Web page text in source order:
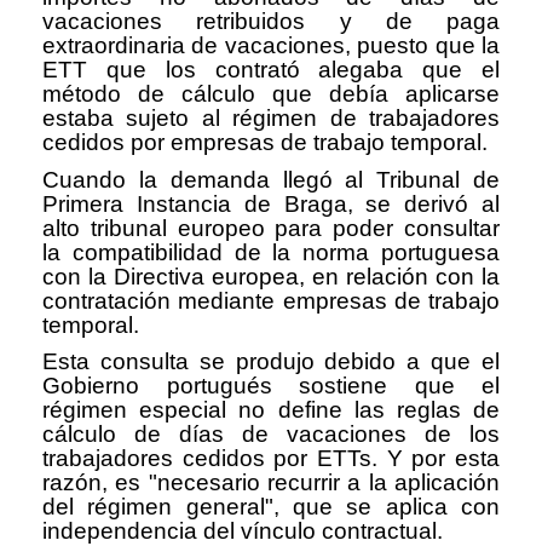
vacaciones retribuidos y de paga
extraordinaria de vacaciones, puesto que la
ETT que los contrató alegaba que el
método de cálculo que debía aplicarse
estaba sujeto al régimen de trabajadores
cedidos por empresas de trabajo temporal.
Cuando la demanda llegó al Tribunal de
Primera Instancia de Braga, se derivó al
alto tribunal europeo para poder consultar
la compatibilidad de la norma portuguesa
con la Directiva europea, en relación con la
contratación mediante empresas de trabajo
temporal.
Esta consulta se produjo debido a que el
Gobierno portugués sostiene que el
régimen especial no define las reglas de
cálculo de días de vacaciones de los
trabajadores cedidos por ETTs. Y por esta
razón, es "necesario recurrir a la aplicación
del régimen general", que se aplica con
independencia del vínculo contractual.